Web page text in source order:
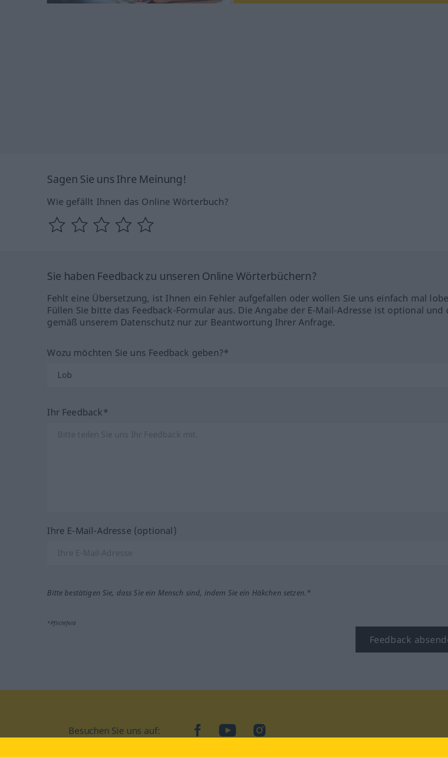
Sagen Sie uns Ihre Meinung!
Wie gefällt Ihnen das Online Wörterbuch?
Sie haben Feedback zu unseren Online Wörterbüchern?
Fehlt eine Übersetzung, ist Ihnen ein Fehler aufgefallen oder wollen Sie uns einfach mal
Füllen Sie bitte das Feedback-Formular aus. Die Angabe der E-Mail-Adresse ist optional und
gemäß unserem Datenschutz nur zur Beantwortung Ihrer Anfrage.
Wozu möchten Sie uns Feedback geben?*
Ihr Feedback*
Ihre E-Mail-Adresse (optional)
Bitte bestätigen Sie, dass Sie ein Mensch sind, indem Sie ein Häkchen setzen.*
*Pflichtfeld
Feedback
Besuchen Sie uns auf: facebookYouTubeInstagram